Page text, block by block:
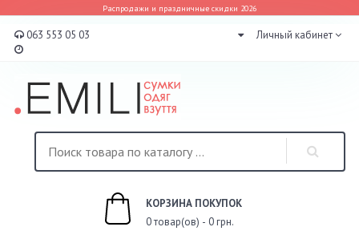
Распродажи и праздничные скидки 2026
063 553 05 03 Личный кабинет
КОРЗИНА ПОКУПОК
0 товар(ов) - 0 грн.